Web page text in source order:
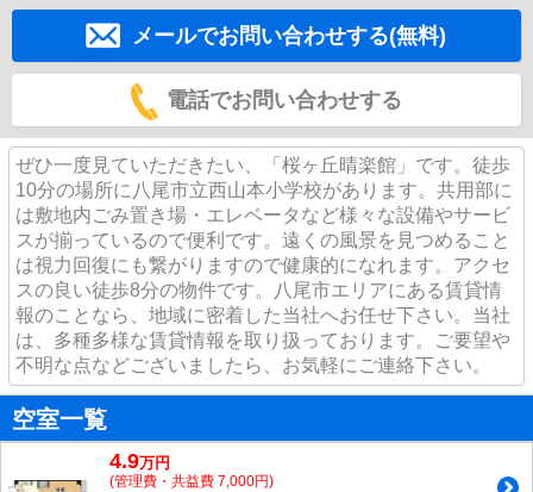
メールでお問い合わせする(無料)
電話でお問い合わせする
ぜひ一度見ていただきたい、「桜ヶ丘晴楽館」です。徒歩
10分の場所に八尾市立西山本小学校があります。共用部に
は敷地内ごみ置き場・エレベータなど様々な設備やサービ
スが揃っているので便利です。遠くの風景を見つめること
は視力回復にも繋がりますので健康的になれます。アクセ
スの良い徒歩8分の物件です。八尾市エリアにある賃貸情
報のことなら、地域に密着した当社へお任せ下さい。当社
は、多種多様な賃貸情報を取り扱っております。ご要望や
不明な点などございましたら、お気軽にご連絡下さい。
空室一覧
4.9万円
(管理費・共益費 7,000円)